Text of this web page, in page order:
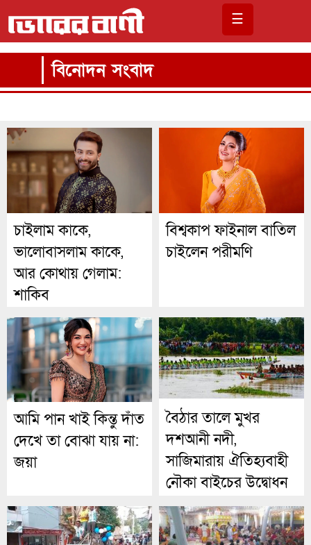
☰
বিনোদন সংবাদ
চাইলাম কাকে,
ভালোবাসলাম কাকে,
আর কোথায় গেলাম:
শাকিব
বিশ্বকাপ ফাইনাল বাতিল
চাইলেন পরীমণি
আমি পান খাই কিন্তু দাঁত
দেখে তা বোঝা যায় না:
জয়া
বৈঠার তালে মুখর
দশআনী নদী,
সাজিমারায় ঐতিহ্যবাহী
নৌকা বাইচের উদ্বোধন